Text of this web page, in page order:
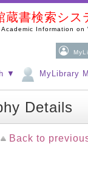
蔵書検索シス
Information
▼ MyLibrary
Details
Back to